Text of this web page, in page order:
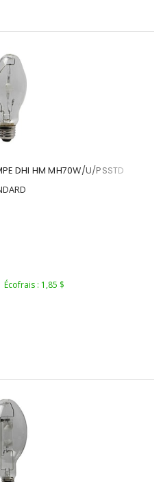
DHI HM MH70W/U/PSSTD
Écofrais : 1,85 $